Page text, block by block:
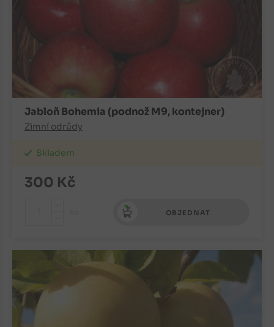
Jabloň Bohemia (podnož M9, kontejner)
Zimní odrůdy
Skladem
300 Kč
OBJEDNAT